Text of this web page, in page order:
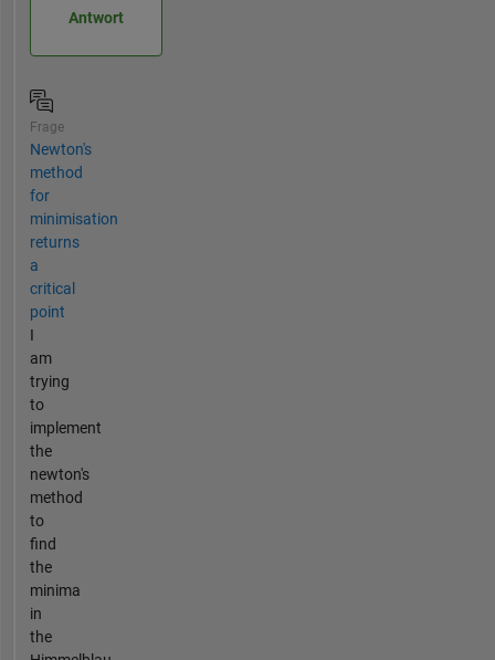
Antwort
Frage
Newton's
method
for
minimisation
returns
a
critical
point
I
am
trying
to
implement
the
newton's
method
to
find
the
minima
in
the